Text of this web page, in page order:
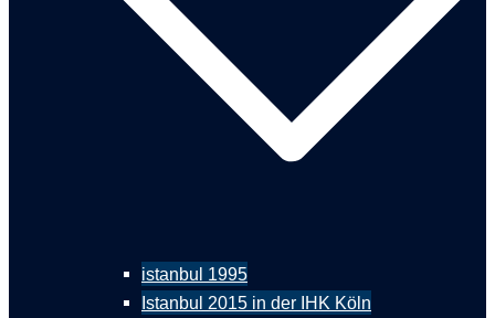
istanbul 1995
Istanbul 2015 in der IHK Köln